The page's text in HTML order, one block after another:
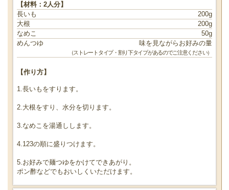
【材料：2人分】
長いも
200g
大根
200g
なめこ
50g
めんつゆ
味を見ながらお好みの量
（ストレートタイプ・割り下タイプがあるのでご注意ください）
【作り方】
1.長いもをすります。
2.大根をすり、水分を切ります。
3.なめこを湯通しします。
4.123の順に盛りつけます。
5.お好みで麺つゆをかけてできあがり。
ポン酢などでもおいしくいただけます。